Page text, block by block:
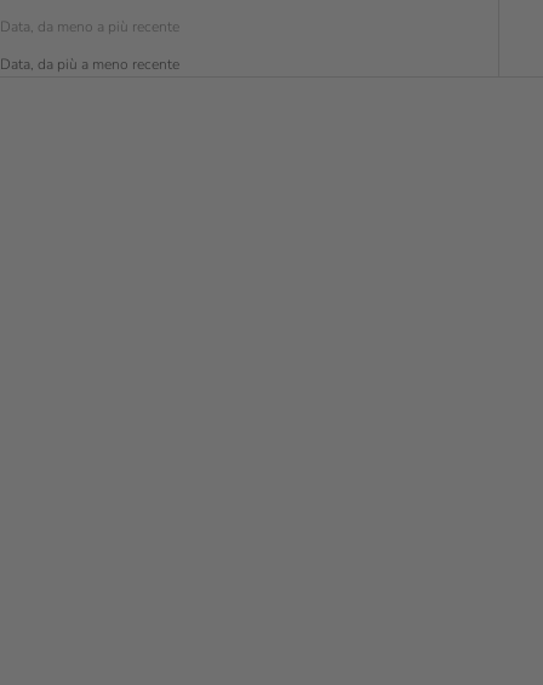
Data, da meno a più recente
Data, da più a meno recente